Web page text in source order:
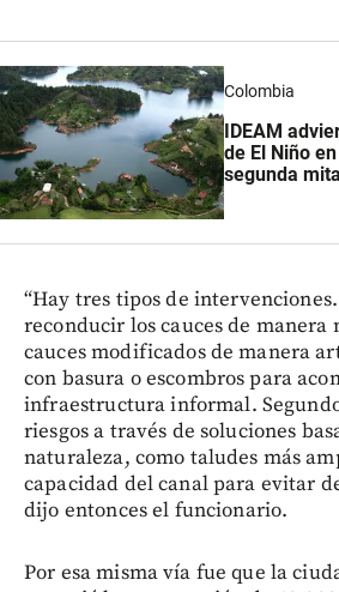
Colombia
IDEAM
de El Niño
segunda
“Hay tres tipos de
reconducir los cauces de manera
cauces modificados de manera
con basura o escombros para
infraestructura informal.
riesgos a través de soluciones
naturaleza, como taludes más
capacidad del canal para evitar
dijo entonces el funcionario.
Por esa misma vía fue que la